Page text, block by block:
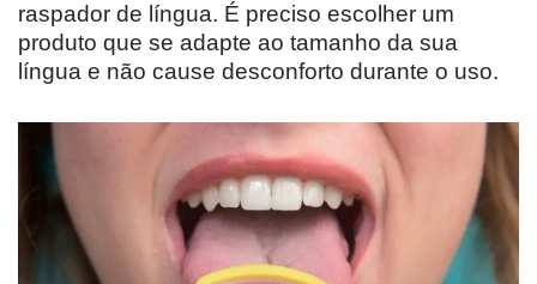
raspador de língua. É preciso escolher um
produto que se adapte ao tamanho da sua
língua e não cause desconforto durante o uso.